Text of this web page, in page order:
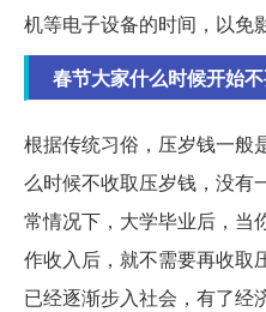
机等电子设备的时间，以免
春节大家什么时候开始
根据传统习俗，压岁钱一般
么时候不收取压岁钱，没有
常情况下，大学毕业后，当
作收入后，就不需要再收取
已经逐渐步入社会，有了经